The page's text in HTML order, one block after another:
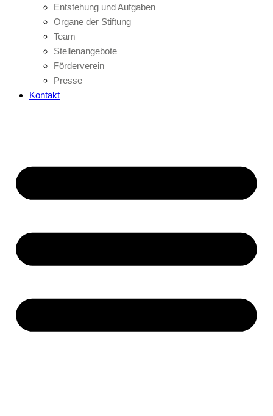
Entstehung und Aufgaben
Organe der Stiftung
Team
Stellenangebote
Förderverein
Presse
Kontakt